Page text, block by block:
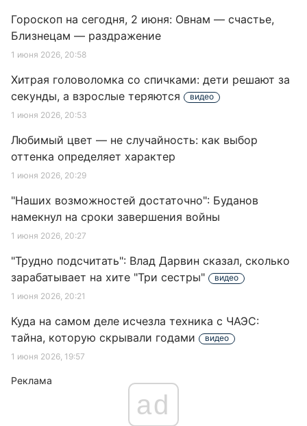
Гороскоп на сегодня, 2 июня: Овнам — счастье,
Близнецам — раздражение
1 июня 2026, 20:58
Хитрая головоломка со спичками: дети решают за
секунды, а взрослые теряются
видео
1 июня 2026, 20:53
Любимый цвет — не случайность: как выбор
оттенка определяет характер
1 июня 2026, 20:29
"Наших возможностей достаточно": Буданов
намекнул на сроки завершения войны
1 июня 2026, 20:27
"Трудно подсчитать": Влад Дарвин сказал, сколько
зарабатывает на хите "Три сестры"
видео
1 июня 2026, 20:21
Куда на самом деле исчезла техника с ЧАЭС:
тайна, которую скрывали годами
видео
1 июня 2026, 19:57
Реклама
ad